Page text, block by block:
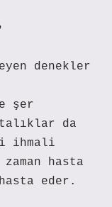
denekler
şer
da
ihmali
hasta
eder.